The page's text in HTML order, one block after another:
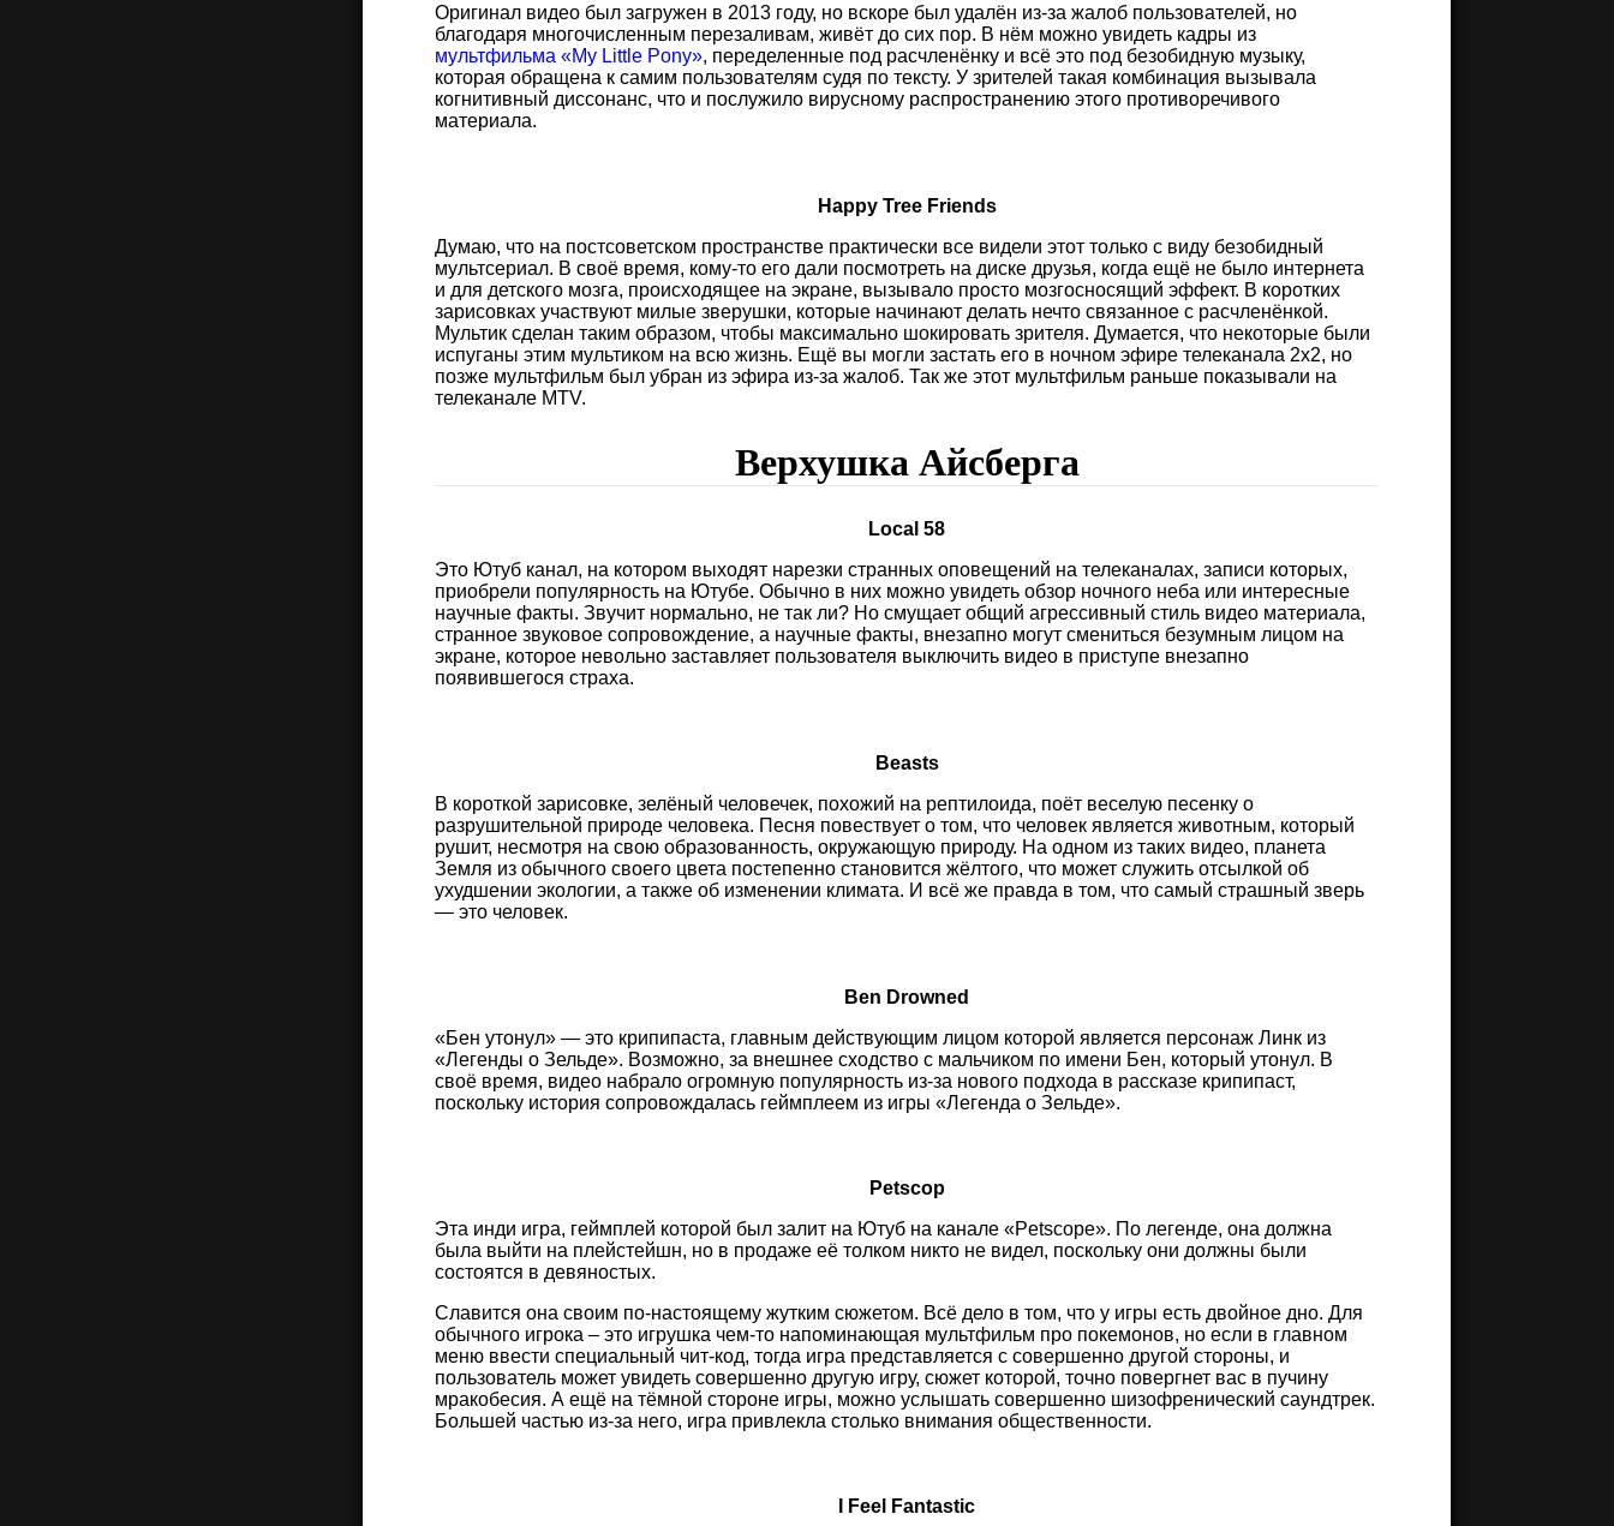
Оригинал видео был загружен в 2013 году, но вскоре был удалён из-за жалоб пользователей, но
благодаря многочисленным перезаливам, живёт до сих пор. В нём можно увидеть кадры из
мультфильма «My Little Pony», переделенные под расчленёнку и всё это под безобидную музыку,
которая обращена к самим пользователям судя по тексту. У зрителей такая комбинация вызывала
когнитивный диссонанс, что и послужило вирусному распространению этого противоречивого
материала.
Happy Tree Friends
Думаю, что на постсоветском пространстве практически все видели этот только с виду безобидный
мультсериал. В своё время, кому-то его дали посмотреть на диске друзья, когда ещё не было интернета
и для детского мозга, происходящее на экране, вызывало просто мозгосносящий эффект. В коротких
зарисовках участвуют милые зверушки, которые начинают делать нечто связанное с расчленёнкой.
Мультик сделан таким образом, чтобы максимально шокировать зрителя. Думается, что некоторые были
испуганы этим мультиком на всю жизнь. Ещё вы могли застать его в ночном эфире телеканала 2х2, но
позже мультфильм был убран из эфира из-за жалоб. Так же этот мультфильм раньше показывали на
телеканале MTV.
Верхушка Айсберга
Local 58
Это Ютуб канал, на котором выходят нарезки странных оповещений на телеканалах, записи которых,
приобрели популярность на Ютубе. Обычно в них можно увидеть обзор ночного неба или интересные
научные факты. Звучит нормально, не так ли? Но смущает общий агрессивный стиль видео материала,
странное звуковое сопровождение, а научные факты, внезапно могут смениться безумным лицом на
экране, которое невольно заставляет пользователя выключить видео в приступе внезапно
появившегося страха.
Beasts
В короткой зарисовке, зелёный человечек, похожий на рептилоида, поёт веселую песенку о
разрушительной природе человека. Песня повествует о том, что человек является животным, который
рушит, несмотря на свою образованность, окружающую природу. На одном из таких видео, планета
Земля из обычного своего цвета постепенно становится жёлтого, что может служить отсылкой об
ухудшении экологии, а также об изменении климата. И всё же правда в том, что самый страшный зверь
— это человек.
Ben Drowned
«Бен утонул» — это крипипаста, главным действующим лицом которой является персонаж Линк из
«Легенды о Зельде». Возможно, за внешнее сходство с мальчиком по имени Бен, который утонул. В
своё время, видео набрало огромную популярность из-за нового подхода в рассказе крипипаст,
поскольку история сопровождалась геймплеем из игры «Легенда о Зельде».
Petscop
Эта инди игра, геймплей которой был залит на Ютуб на канале «Petscope». По легенде, она должна
была выйти на плейстейшн, но в продаже её толком никто не видел, поскольку они должны были
состоятся в девяностых.
Славится она своим по-настоящему жутким сюжетом. Всё дело в том, что у игры есть двойное дно. Для
обычного игрока – это игрушка чем-то напоминающая мультфильм про покемонов, но если в главном
меню ввести специальный чит-код, тогда игра представляется с совершенно другой стороны, и
пользователь может увидеть совершенно другую игру, сюжет которой, точно повергнет вас в пучину
мракобесия. А ещё на тёмной стороне игры, можно услышать совершенно шизофренический саундтрек.
Большей частью из-за него, игра привлекла столько внимания общественности.
I Feel Fantastic